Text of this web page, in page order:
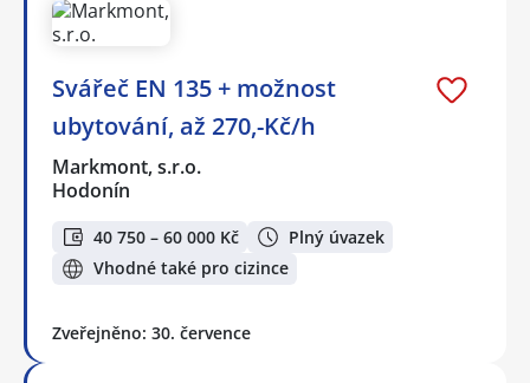
Svářeč EN 135 + možnost
ubytování, až 270,-Kč/h
Markmont, s.r.o.
Hodonín
40 750 – 60 000 Kč
Plný úvazek
Vhodné také pro cizince
Zveřejněno: 30. července